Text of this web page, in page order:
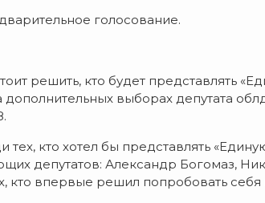
голосование.
решить, кто будет представлять
выборах депутата
кто хотел бы представлять
депутатов: Александр Богомаз,
впервые решил попробовать себя